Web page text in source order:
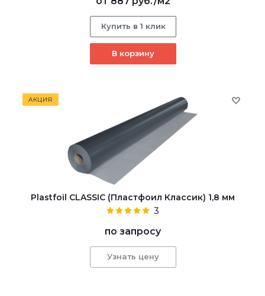
Купить в 1 клик
В корзину
АКЦИЯ
Plastfoil CLASSIC (Пластфоил Классик) 1,8 мм
3
по запросу
Узнать цену